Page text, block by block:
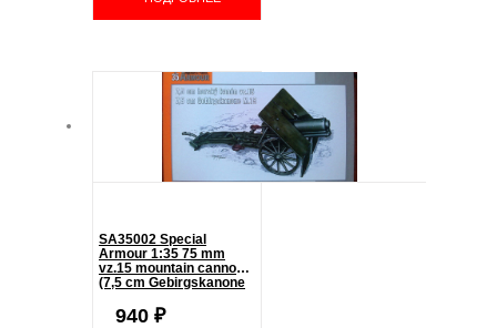
SA35002 Special
Armour 1:35 75 mm
vz.15 mountain cannon
(7,5 cm Gebirgskanone
940 ₽